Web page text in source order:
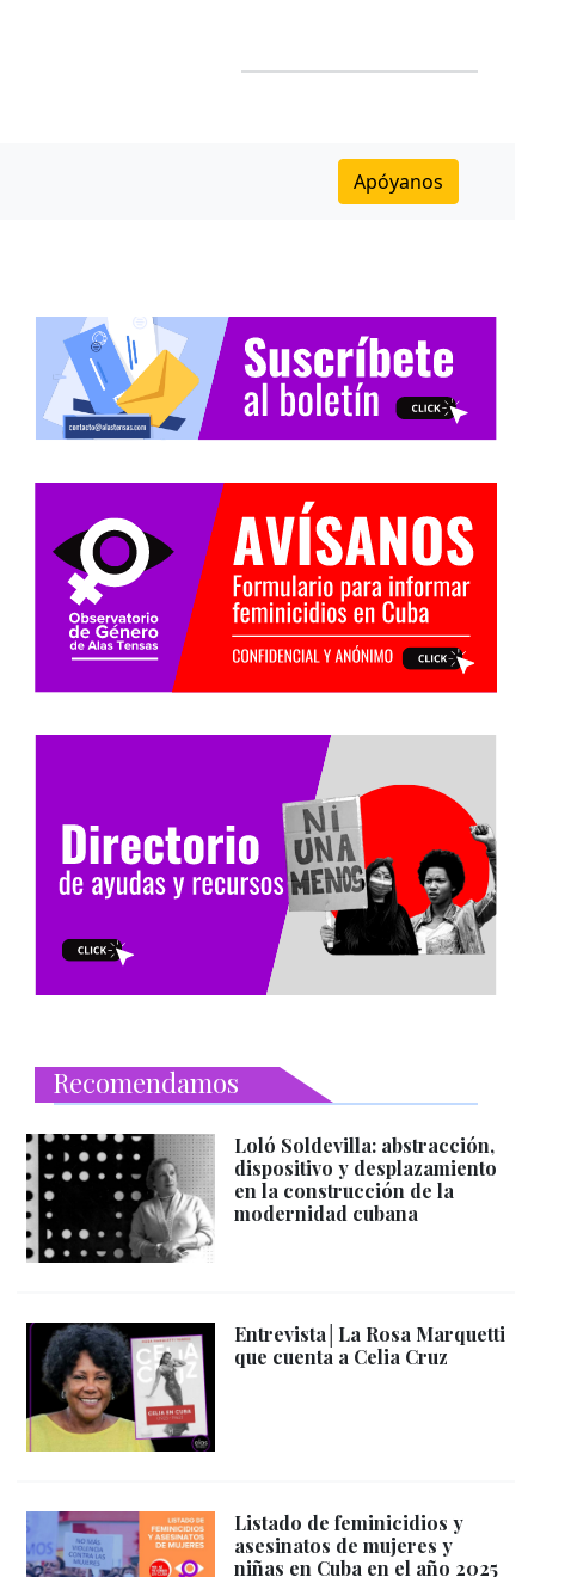
Apóyanos
Recomendamos
Loló Soldevilla: abstracción,
dispositivo y desplazamiento
en la construcción de la
modernidad cubana
Entrevista│La Rosa Marquetti
que cuenta a Celia Cruz
Listado de feminicidios y
asesinatos de mujeres y
niñas en Cuba en el año 2025